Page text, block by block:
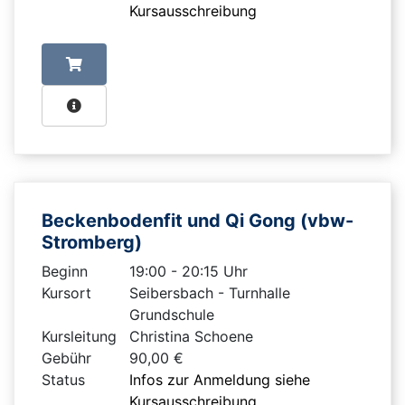
Kursausschreibung
Beckenbodenfit und Qi Gong (vbw-
Stromberg)
Beginn
19:00 - 20:15 Uhr
Kursort
Seibersbach - Turnhalle
Grundschule
Kursleitung
Christina Schoene
Gebühr
90,00 €
Status
Infos zur Anmeldung siehe
Kursausschreibung